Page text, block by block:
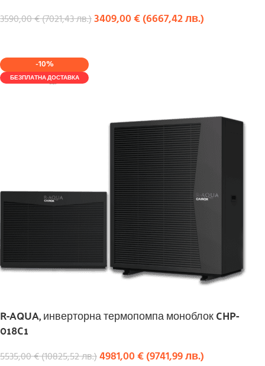
3590,00€(7021,43лв.)3409,00€(6667,42лв.)
-10%
БЕЗПЛАТНА ДОСТАВКА
R-AQUA, инверторна термопомпа моноблок CHP-
018C1
5535,00€(10825,52лв.)4981,00€(9741,99лв.)